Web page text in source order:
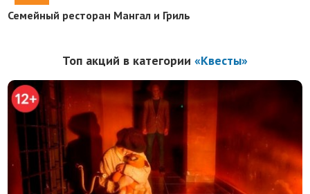
Семейный ресторан Мангал и Гриль
Топ акций в категории «Квесты»